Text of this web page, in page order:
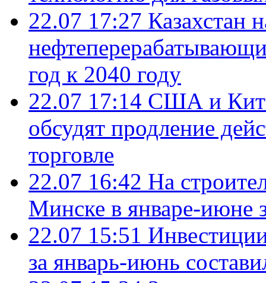
22.07 17:27 Казахстан
год к 2040 году
22.07 17:14 США и
обсудят продление
торговле
22.07 16:42 На
Минске в январе-июне
22.07 15:51
за январь-июнь